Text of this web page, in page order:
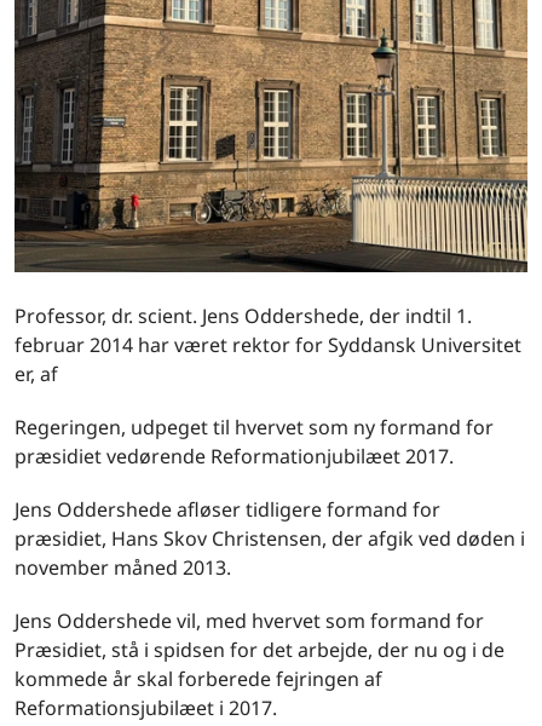
Professor, dr. scient. Jens Oddershede, der indtil 1.
februar 2014 har været rektor for Syddansk Universitet
er, af
Regeringen, udpeget til hvervet som ny formand for
præsidiet vedørende Reformationjubilæet 2017.
Jens Oddershede afløser tidligere formand for
præsidiet, Hans Skov Christensen, der afgik ved døden i
november måned 2013.
Jens Oddershede vil, med hvervet som formand for
Præsidiet, stå i spidsen for det arbejde, der nu og i de
kommede år skal forberede fejringen af
Reformationsjubilæet i 2017.